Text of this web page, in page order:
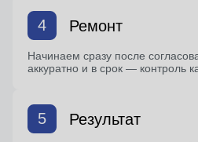
4 Ремонт
Начинаем сразу после
аккуратно и в срок — контроль
5 Результат